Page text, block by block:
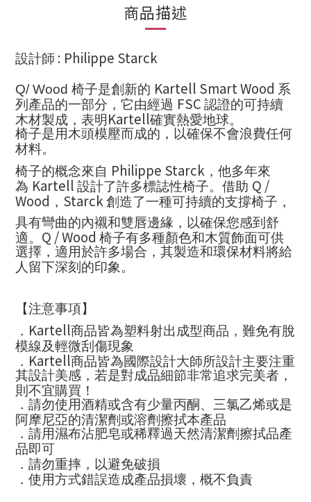
商品描述
設計師 : Philippe Starck
Q/ Wood 椅子是創新的 Kartell Smart Wood 系
列產品的一部分，它由經過 FSC 認證的可持續
木材製成，表明 Kartell確實熱愛地球。
椅子是用木頭模壓而成的，以確保不會浪費任何
材料。
椅子的概念來自 Philippe Starck ，他多年來
為 Kartell 設計了許多標誌性椅子。借助 Q /
Wood ， Starck 創造了一種可持續的支撐椅子，
具有彎曲的內襯和雙唇邊緣，以確保您感到舒
適。 Q / Wood 椅子有多種顏色和木質飾面可供
選擇，適用於許多場合，其製造和環保材料將給
人留下深刻的印象。
【注意事項】
． Kartell商品皆為塑料射出成型商品，難免有脫
模線及輕微刮傷現象
． Kartell商品皆為國際設計大師所設計主要注重
其設計美感，若是對成品細節非常追求完美者，
則不宜購買！
．請勿使用酒精或含有少量丙酮、三氯乙烯或是
阿摩尼亞的清潔劑或溶劑擦拭本產品
．請用濕布沾肥皂或稀釋過天然清潔劑擦拭品產
品即可
．請勿重摔，以避免破損
．使用方式錯誤造成產品損壞，概不負責